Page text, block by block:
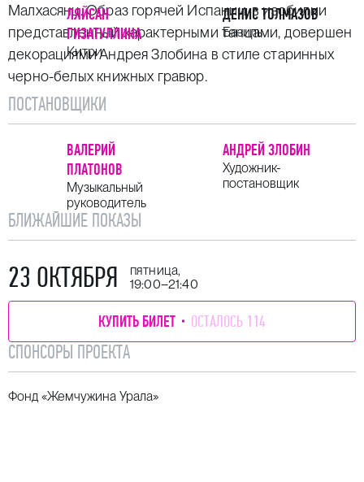
Малхасянц. Образ горячей Испании, в изобилии
представленный характерными танцами, довершен
декорациями Андрея Злобина в стиле старинных
черно-белых книжных гравюр.
ЛЯЙСАН
ГИЗАТУЛЛИНА
Китри
ДЕНИС ТОЛМАЗОВ
Базиль
ПОСТАНОВЩИКИ
ВАЛЕРИЙ
ПЛАТОНОВ
Музыкальный
руководитель
АНДРЕЙ ЗЛОБИН
Художник-
постановщик
БЛИЖАЙШИЕ ПОКАЗЫ
23 ОКТЯБРЯ
пятница,
19:00–21:40
КУПИТЬ БИЛЕТ ОСТАЛОСЬ 114
СПОНСОРЫ ПРОЕКТА
Фонд «Жемчужина Урала»